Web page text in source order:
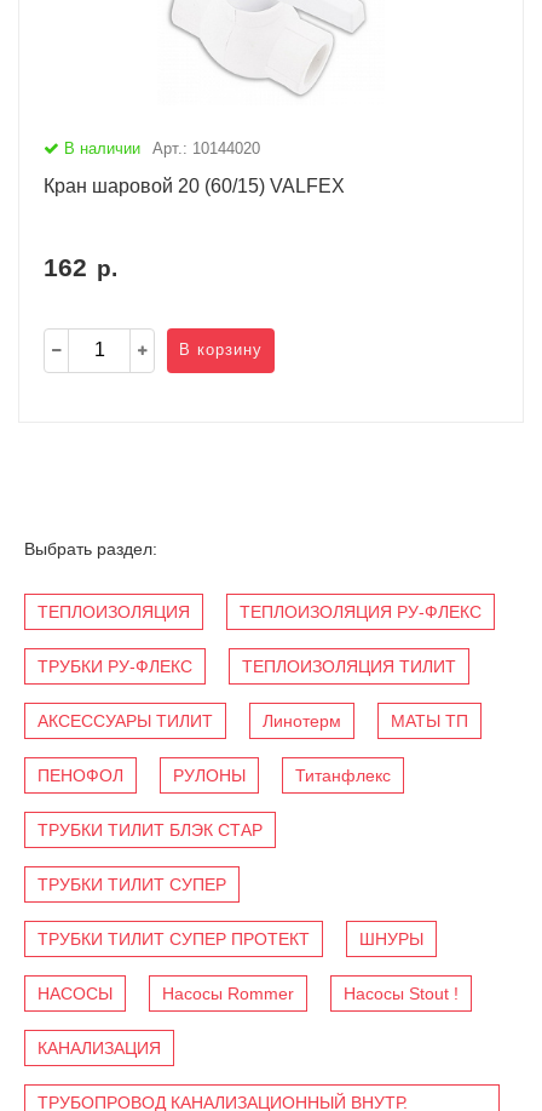
В наличии Арт.: 10144020
Кран шаровой 20 (60/15) VALFEX
162 р.
В корзину
Выбрать раздел:
ТЕПЛОИЗОЛЯЦИЯ ТЕПЛОИЗОЛЯЦИЯ РУ-ФЛЕКС
ТРУБКИ РУ-ФЛЕКС ТЕПЛОИЗОЛЯЦИЯ ТИЛИТ
АКСЕССУАРЫ ТИЛИТ Линотерм МАТЫ ТП
ПЕНОФОЛ РУЛОНЫ Титанфлекс
ТРУБКИ ТИЛИТ БЛЭК СТАР
ТРУБКИ ТИЛИТ СУПЕР
ТРУБКИ ТИЛИТ СУПЕР ПРОТЕКТ ШНУРЫ
НАСОСЫ Насосы Rommer Насосы Stout !
КАНАЛИЗАЦИЯ
ТРУБОПРОВОД КАНАЛИЗАЦИОННЫЙ ВНУТР.